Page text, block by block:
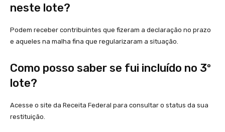
neste lote?
Podem receber contribuintes que fizeram a declaração no prazo
e aqueles na malha fina que regularizaram a situação.
Como posso saber se fui incluído no 3º
lote?
Acesse o site da Receita Federal para consultar o status da sua
restituição.